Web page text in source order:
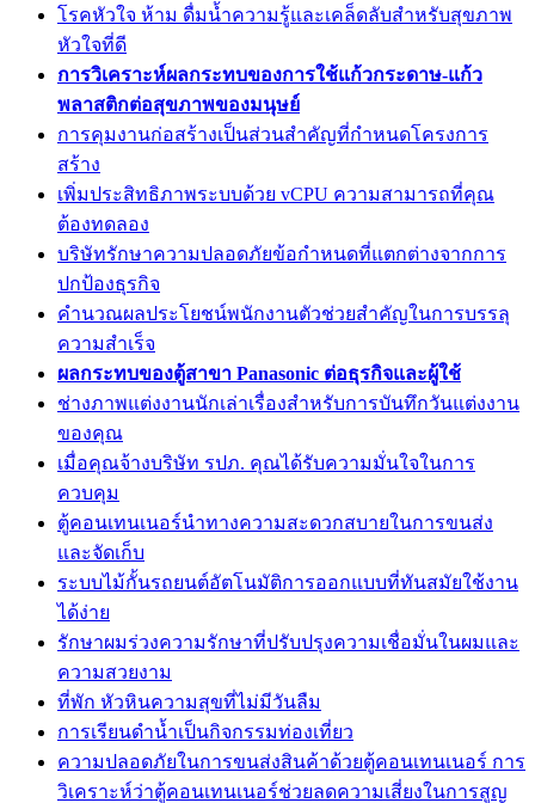
โรคหัวใจ ห้าม ดื่มน้ำความรู้และเคล็ดลับสำหรับสุขภาพ
หัวใจที่ดี
การวิเคราะห์ผลกระทบของการใช้แก้วกระดาษ-แก้ว
พลาสติกต่อสุขภาพของมนุษย์
การคุมงานก่อสร้างเป็นส่วนสำคัญที่กำหนดโครงการ
สร้าง
เพิ่มประสิทธิภาพระบบด้วย vCPU ความสามารถที่คุณ
ต้องทดลอง
บริษัทรักษาความปลอดภัยข้อกำหนดที่แตกต่างจากการ
ปกป้องธุรกิจ
คำนวณผลประโยชน์พนักงานตัวช่วยสำคัญในการบรรลุ
ความสำเร็จ
ผลกระทบของตู้สาขา Panasonic ต่อธุรกิจและผู้ใช้
ช่างภาพแต่งงานนักเล่าเรื่องสำหรับการบันทึกวันแต่งงาน
ของคุณ
เมื่อคุณจ้างบริษัท รปภ. คุณได้รับความมั่นใจในการ
ควบคุม
ตู้คอนเทนเนอร์นำทางความสะดวกสบายในการขนส่ง
และจัดเก็บ
ระบบไม้กั้นรถยนต์อัตโนมัติการออกแบบที่ทันสมัยใช้งาน
ได้ง่าย
รักษาผมร่วงความรักษาที่ปรับปรุงความเชื่อมั่นในผมและ
ความสวยงาม
ที่พัก หัวหินความสุขที่ไม่มีวันลืม
การเรียนดำน้ำเป็นกิจกรรมท่องเที่ยว
ความปลอดภัยในการขนส่งสินค้าด้วยตู้คอนเทนเนอร์ การ
วิเคราะห์ว่าตู้คอนเทนเนอร์ช่วยลดความเสี่ยงในการสูญ